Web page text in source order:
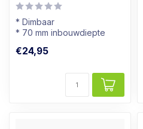
* Dimbaar
* 70 mm inbouwdiepte
* Wit armatuur
€24,95